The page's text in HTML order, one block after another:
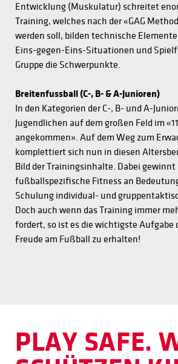
Entwicklung (Muskulatur) schreitet
Training, welches nach der «GAG
werden soll, bilden technische
Eins-gegen-Eins-Situationen und
Gruppe die Schwerpunkte.
Breitenfussball (C-, B- & A-Junioren)
In den Kategorien der C-, B- und A-
Jugendlichen auf dem großen Feld im
angekommen». Auf dem Weg zum
komplettiert sich nun in diesen
Bild der Trainingsinhalte. Dabei gewinnt
fußballspezifische Fitness an
Schulung individual- und
Doch auch wenn das Training immer
fordert, so ist es die wichtigste Aufgabe
Freude am Fußball zu erhalten!
PLAY SAFE.